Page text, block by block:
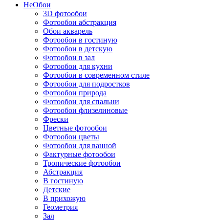
НеОбои
3D фотообои
Фотообои абстракция
Обои акварель
Фотообои в гостиную
Фотообои в детскую
Фотообои в зал
Фотообои для кухни
Фотообои в современном стиле
Фотообои для подростков
Фотообои природа
Фотообои для спальни
Фотообои флизелиновые
Фрески
Цветные фотообои
Фотообои цветы
Фотообои для ванной
Фактурные фотообои
Тропические фотообои
Абстракция
В гостиную
Детские
В прихожую
Геометрия
Зал